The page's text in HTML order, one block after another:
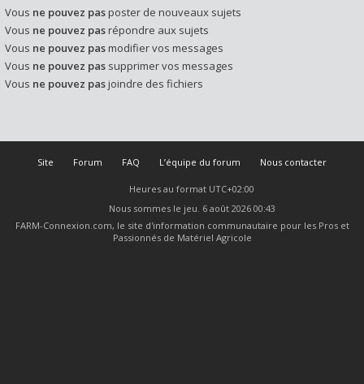
Vous ne pouvez pasposter de nouveaux sujets
Vous ne pouvez pasrépondre aux sujets
Vous ne pouvez pasmodifier vos messages
Vous ne pouvez pas supprimer vos messages
Vous ne pouvez pasjoindre des fichiers
Site Forum FAQ L’équipe du forum Nous contacter
Heures au format UTC+02:00
Nous sommes le jeu. 6 août 2026 00:43
FARM-Connexion.com, le site d'information communautaire pour les Pros et
Passionnés de Matériel Agricole